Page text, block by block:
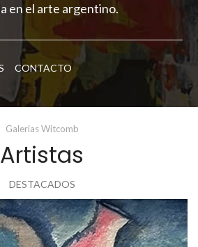
en el arte argentino.
CONTACTO
Galerias Witcomb
Artistas
DESTACADOS